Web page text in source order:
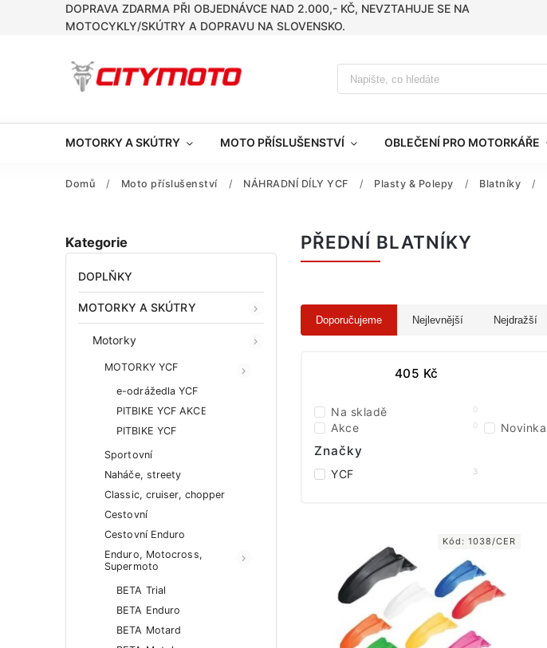
DOPRAVA ZDARMA PŘI OBJEDNÁVCE NAD 2.000,- KČ, NEVZTAHUJE SE NA
MOTOCYKLY/SKÚTRY A DOPRAVU NA SLOVENSKO.
MOTORKY A SKÚTRY MOTO PŘÍSLUŠENSTVÍ OBLEČENÍ PRO MOTORKÁŘE
Domů / Moto příslušenství / NÁHRADNÍ DÍLY YCF / Plasty & Polepy / Blatníky /
Kategorie
DOPLŇKY
MOTORKY A SKÚTRY
Motorky
MOTORKY YCF
e-odrážedla YCF
PITBIKE YCF AKCE
PITBIKE YCF
Sportovní
Naháče, streety
Classic, cruiser, chopper
Cestovní
Cestovní Enduro
Enduro, Motocross,
Supermoto
BETA Trial
BETA Enduro
BETA Motard
PŘEDNÍ BLATNÍKY
Doporučujeme Nejlevnější Nejdražší
405 Kč
Na skladě 0
Akce 0 Novinka
Značky
YCF 3
Kód:1038/CER